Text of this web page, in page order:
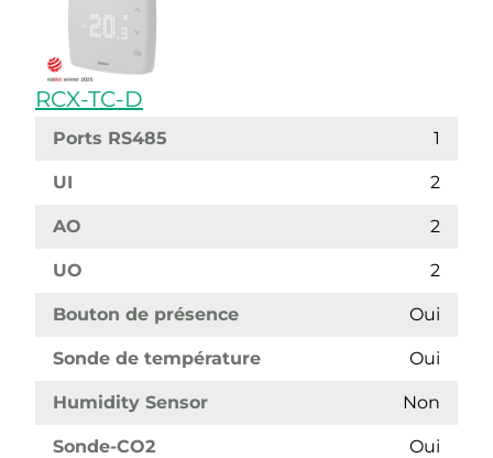
RCX-TC-D
Ports RS485 1
UI 2
AO 2
UO 2
Bouton de présence Oui
Sonde de température Oui
Humidity Sensor Non
Sonde-CO2 Oui